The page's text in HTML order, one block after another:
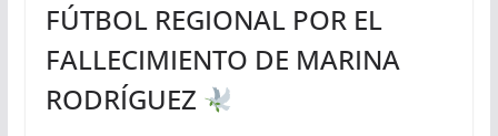
FÚTBOL REGIONAL POR EL
FALLECIMIENTO DE MARINA
RODRÍGUEZ